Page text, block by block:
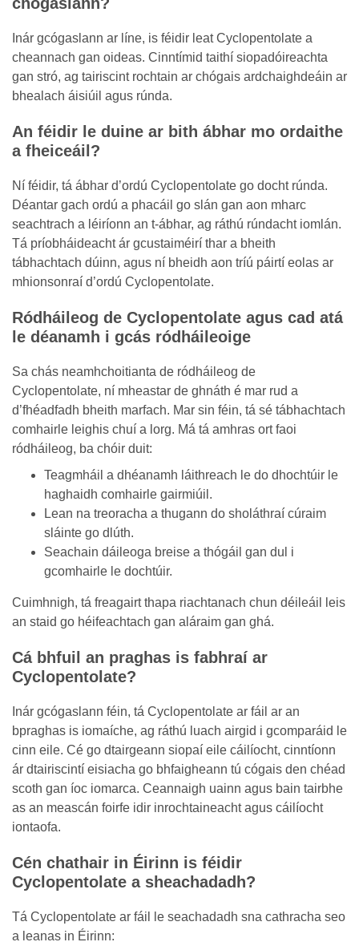
Inár gcógaslann ar líne, is féidir leat Cyclopentolate a
cheannach gan oideas. Cinntímid taithí siopadóireachta
gan stró, ag tairiscint rochtain ar chógais ardchaighdeáin ar
bhealach áisiúil agus rúnda.
An féidir le duine ar bith ábhar mo ordaithe
a fheiceáil?
Ní féidir, tá ábhar d’ordú Cyclopentolate go docht rúnda.
Déantar gach ordú a phacáil go slán gan aon mharc
seachtrach a léiríonn an t-ábhar, ag ráthú rúndacht iomlán.
Tá príobháideacht ár gcustaiméirí thar a bheith
tábhachtach dúinn, agus ní bheidh aon tríú páirtí eolas ar
mhionsonraí d’ordú Cyclopentolate.
Ródháileog de Cyclopentolate agus cad atá
le déanamh i gcás ródháileoige
Sa chás neamhchoitianta de ródháileog de
Cyclopentolate, ní mheastar de ghnáth é mar rud a
d’fhéadfadh bheith marfach. Mar sin féin, tá sé tábhachtach
comhairle leighis chuí a lorg. Má tá amhras ort faoi
ródháileog, ba chóir duit:
Teagmháil a dhéanamh láithreach le do dhochtúir le
haghaidh comhairle gairmiúil.
Lean na treoracha a thugann do sholáthraí cúraim
sláinte go dlúth.
Seachain dáileoga breise a thógáil gan dul i
gcomhairle le dochtúir.
Cuimhnigh, tá freagairt thapa riachtanach chun déileáil leis
an staid go héifeachtach gan aláraim gan ghá.
Cá bhfuil an praghas is fabhraí ar
Cyclopentolate?
Inár gcógaslann féin, tá Cyclopentolate ar fáil ar an
bpraghas is iomaíche, ag ráthú luach airgid i gcomparáid le
cinn eile. Cé go dtairgeann siopaí eile cáilíocht, cinntíonn
ár dtairiscintí eisiacha go bhfaigheann tú cógais den chéad
scoth gan íoc iomarca. Ceannaigh uainn agus bain tairbhe
as an meascán foirfe idir inrochtaineacht agus cáilíocht
iontaofa.
Cén chathair in Éirinn is féidir
Cyclopentolate a sheachadadh?
Tá Cyclopentolate ar fáil le seachadadh sna cathracha seo
a leanas in Éirinn: